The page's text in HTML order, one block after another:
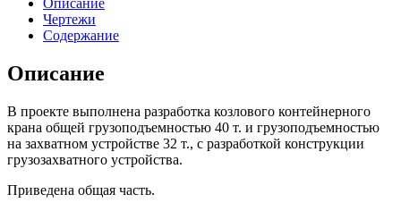
Чертежи
Содержание
Описание
В проекте выполнена разработка козлового контейнерного
крана общей грузоподъемностью 40 т. и грузоподъемностью
на захватном устройстве 32 т., с разработкой конструкции
грузозахватного устройства.
Приведена общая часть.